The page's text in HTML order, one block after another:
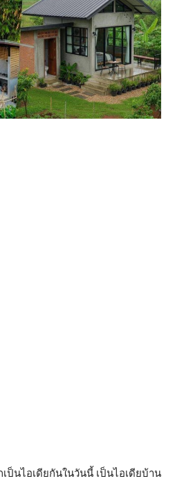
นไอเดียกันในวันนี้ เป็นไอเดียบ้าน